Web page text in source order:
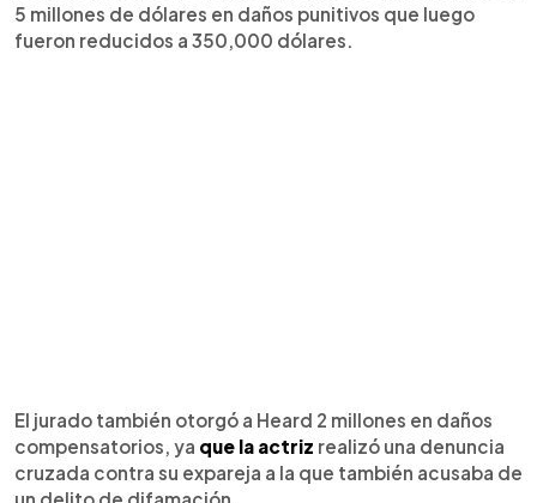
5 millones de dólares en daños punitivos que luego
fueron reducidos a 350,000 dólares.
El jurado también otorgó a Heard 2 millones en daños
compensatorios, ya que la actriz realizó una denuncia
cruzada contra su expareja a la que también acusaba de
un delito de difamación.